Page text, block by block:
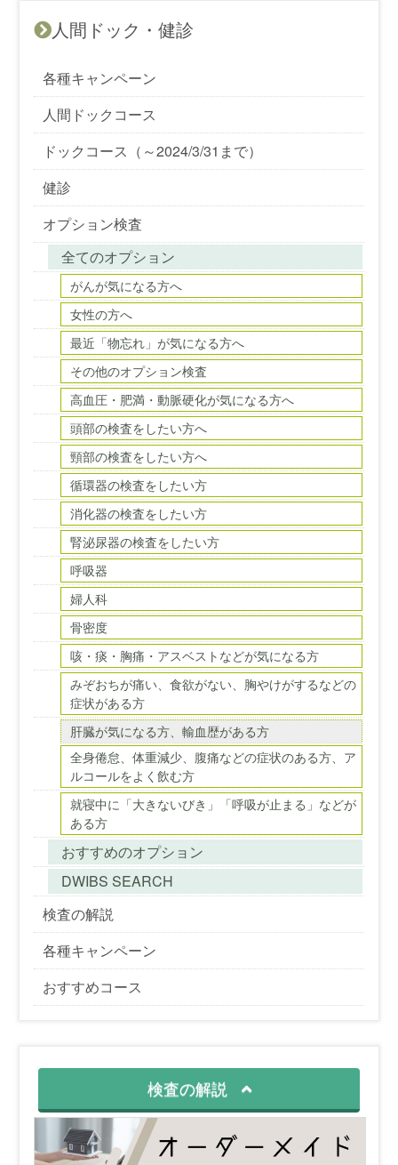
人間ドック・健診
各種キャンペーン
人間ドックコース
ドックコース（～2024/3/31まで）
健診
オプション検査
全てのオプション
がんが気になる方へ
女性の方へ
最近「物忘れ」が気になる方へ
その他のオプション検査
高血圧・肥満・動脈硬化が気になる方へ
頭部の検査をしたい方へ
頸部の検査をしたい方へ
循環器の検査をしたい方
消化器の検査をしたい方
腎泌尿器の検査をしたい方
呼吸器
婦人科
骨密度
咳・痰・胸痛・アスベストなどが気になる方
みぞおちが痛い、食欲がない、胸やけがするなどの
症状がある方
肝臓が気になる方、輸血歴がある方
全身倦怠、体重減少、腹痛などの症状のある方、ア
ルコールをよく飲む方
就寝中に「大きないびき」「呼吸が止まる」などが
ある方
おすすめのオプション
DWIBS SEARCH
検査の解説
各種キャンペーン
おすすめコース
検査の解説